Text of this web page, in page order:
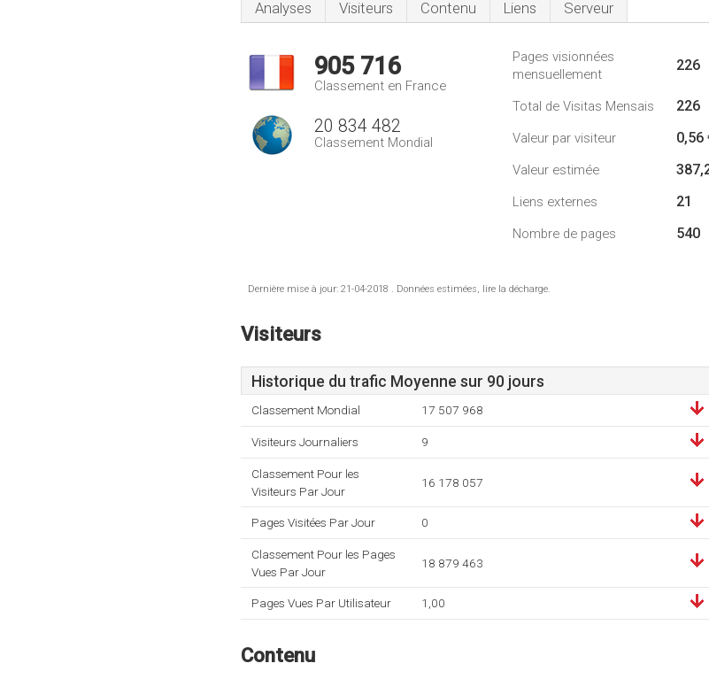
Analyses Visiteurs Contenu Liens Serveur
905 716
Classement en France
20 834 482
Classement Mondial
Pages visionnées
mensuellement
226
Total de Visitas Mensais 226
Valeur par visiteur 0,56
Valeur estimée
Liens externes 21
Nombre de pages 540
Dernière mise à jour: 21-04-2018 . Données estimées, lire la décharge.
Visiteurs
Historique du trafic Moyenne sur 90 jours
Classement Mondial 17 507 968
Visiteurs Journaliers 9
Classement Pour les
Visiteurs Par Jour
16 178 057
Pages Visitées Par Jour 0
Classement Pour les Pages
Vues Par Jour
18 879 463
Pages Vues Par Utilisateur 1,00
Contenu